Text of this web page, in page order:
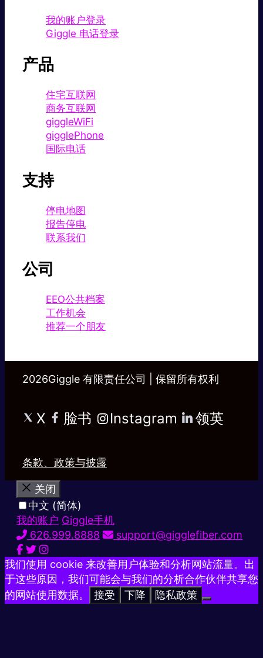
我的账户登录
Giggle 电话登录
产品
住宅互联网
商务互联网
giggleWiFi
gigglePhone
国际电话
支持
停电地图
报告停电
联系我们
公司
EEO公共档案
工作机会
推荐一个朋友
2026Giggle 有限责任公司 | 保留所有权利
X 脸书 Instagram 领英
条款、政策与披露
关闭
中文 (简体)
我的账户 Giggle手机
626.999.8888
support@gigglefiber.com
我们使用 cookie 来改善用户体验和分析网站流量。出
于这些原因，我们可能会与我们的分析合作伙伴共享您
的网站使用数据。
接受 下降 隐私政策